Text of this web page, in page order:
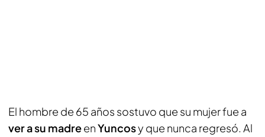
El hombre de 65 años sostuvo que su mujer fue a
ver a su madreenYuncosy que nunca regresó. Al